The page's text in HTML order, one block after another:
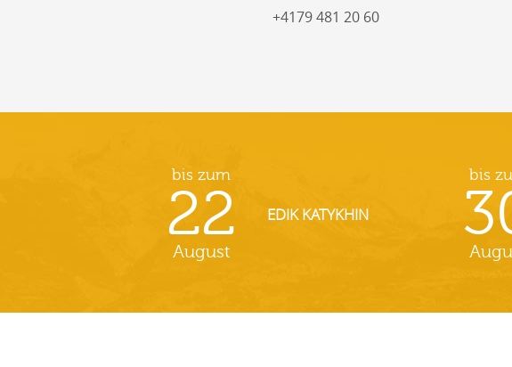
+4179 481 20 60
bis zum
22
August
EDIK KATYKHIN
bis